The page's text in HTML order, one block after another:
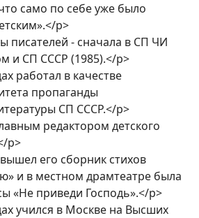
само по себе уже было
p>
писателей - сначала в СП ЧИ
и СП СССР (1985).</p>
работал в качестве
пропаганды
СП СССР.</p>
редактором детского
p>
его сборник стихов
и в местном драмтеатре была
«Не приведи Господь».</p>
учился в Москве на Высших